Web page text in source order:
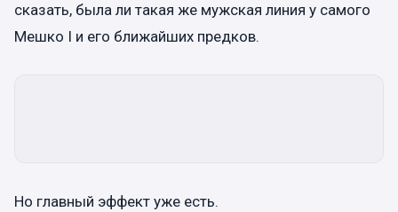
сказать, была ли такая же мужская линия у самого
Мешко I и его ближайших предков.
Но главный эффект уже есть.